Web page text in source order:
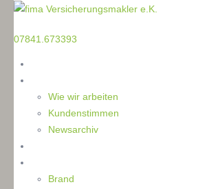
07841.673393
Wie wir arbeiten
Kundenstimmen
Newsarchiv
Brand